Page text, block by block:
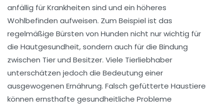
anfällig für Krankheiten sind und ein höheres
Wohlbefinden aufweisen. Zum Beispiel ist das
regelmäßige Bürsten von Hunden nicht nur wichtig für
die Hautgesundheit, sondern auch für die Bindung
zwischen Tier und Besitzer. Viele Tierliebhaber
unterschätzen jedoch die Bedeutung einer
ausgewogenen Ernährung. Falsch gefütterte Haustiere
können ernsthafte gesundheitliche Probleme